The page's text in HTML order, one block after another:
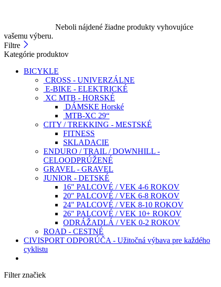
Neboli nájdené žiadne produkty vyhovujúce
vašemu výberu.
Filtre
Kategórie produktov
BICYKLE
CROSS - UNIVERZÁLNE
E-BIKE - ELEKTRICKÉ
XC MTB - HORSKÉ
DÁMSKE Horské
MTB-XC 29“
CITY / TREKKING - MESTSKÉ
FITNESS
SKLADACIE
ENDURO / TRAIL / DOWNHILL -
CELOODPRÚŽENÉ
GRAVEL - GRAVEL
JUNIOR - DETSKÉ
16" PALCOVÉ / VEK 4-6 ROKOV
20" PALCOVÉ / VEK 6-8 ROKOV
24" PALCOVÉ / VEK 8-10 ROKOV
26" PALCOVÉ / VEK 10+ ROKOV
ODRÁŽADLÁ / VEK 0-2 ROKOV
ROAD - CESTNÉ
CIVISPORT ODPORÚČA - Užitočná výbava pre každého
cyklistu
Filter značiek